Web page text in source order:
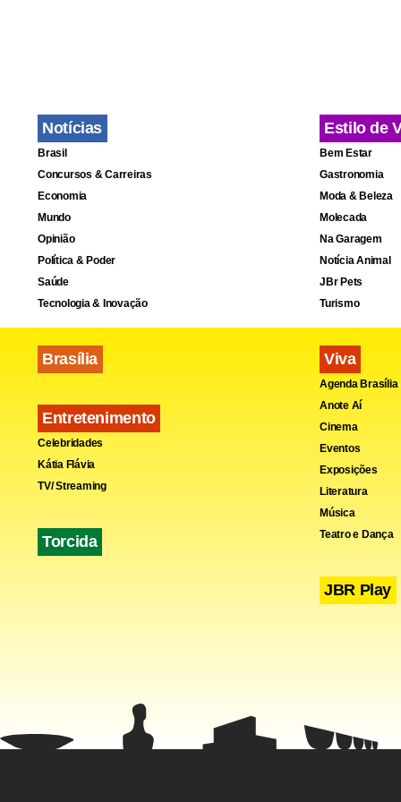
Notícias
Brasil
Concursos & Carreiras
Economia
Mundo
Opinião
Política & Poder
Saúde
Tecnologia & Inovação
Brasília
Entretenimento
Celebridades
Kátia Flávia
TV/ Streaming
Torcida
Estilo de
Bem Estar
Gastronomia
Moda & Beleza
Molecada
Na Garagem
Notícia Animal
JBr Pets
Turismo
Viva
Agenda Brasília
Anote Aí
Cinema
Eventos
Exposições
Literatura
Música
Teatro e Dança
JBR Play